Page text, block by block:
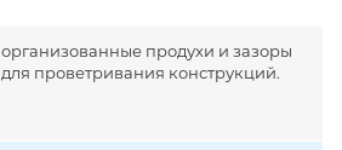
организованные продухи и зазоры
для проветривания конструкций.